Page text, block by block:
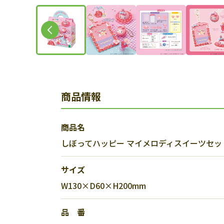
商品情報
商品名
しぼってハッピー マイメロディスイーツセ
サイズ
W130×D60×H200mm
品 番